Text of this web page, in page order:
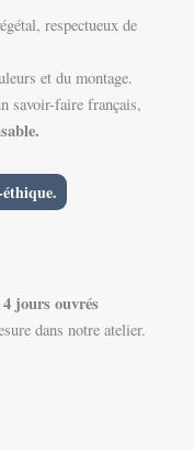
respectueux de
et du montage.
savoir-faire français,
jours ouvrés
dans notre atelier.